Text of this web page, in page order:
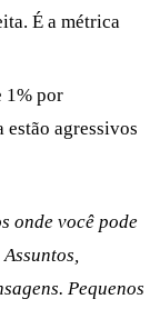
É a métrica
1% por
estão agressivos
onde você pode
Pequenos